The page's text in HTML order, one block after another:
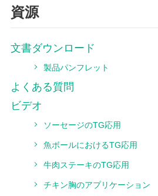
資源
文書ダウンロード
製品パンフレット
よくある質問
ビデオ
ソーセージのTG応用
魚ボールにおけるTG応用
牛肉ステーキのTG応用
チキン胸のアプリケーション